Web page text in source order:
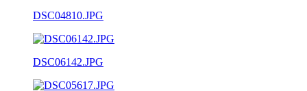
DSC04810.JPG
DSC06142.JPG